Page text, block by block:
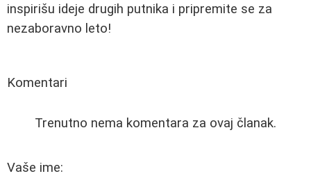
inspirišu ideje drugih putnika i pripremite se za
nezaboravno leto!
Komentari
Trenutno nema komentara za ovaj članak.
Vaše ime: